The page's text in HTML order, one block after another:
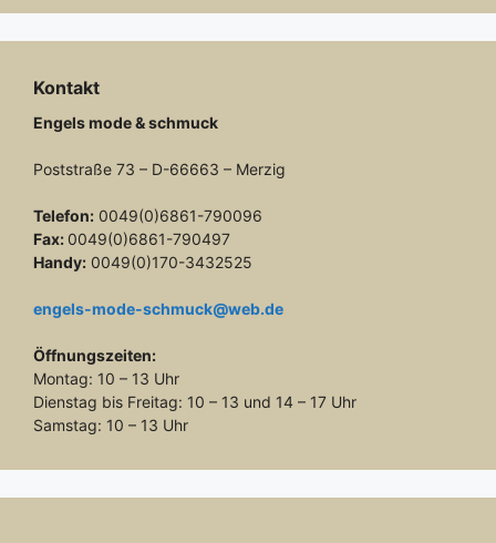
Kontakt
Engels mode & schmuck
Poststraße 73 – D-66663 – Merzig
Telefon: 0049(0)6861-790096
Fax: 0049(0)6861-790497
Handy: 0049(0)170-3432525
engels-mode-schmuck@web.de
Öffnungszeiten:
Montag: 10 – 13 Uhr
Dienstag bis Freitag: 10 – 13 und 14 – 17 Uhr
Samstag: 10 – 13 Uhr